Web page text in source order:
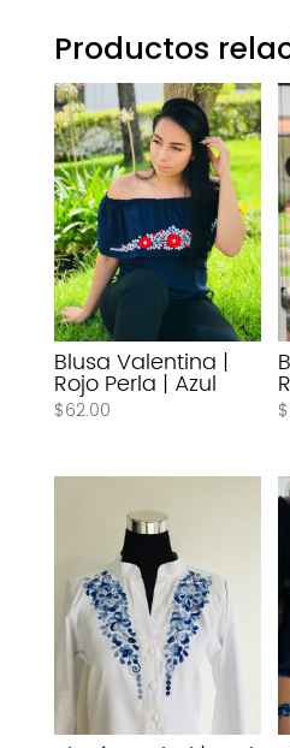
Productos
Blusa Valentina |
Rojo Perla | Azul
$62.00 $